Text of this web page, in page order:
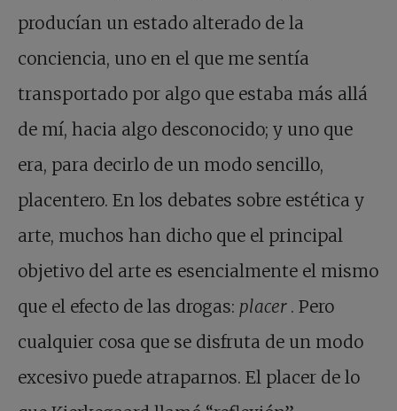
producían un estado alterado de la
conciencia, uno en el que me sentía
transportado por algo que estaba más allá
de mí, hacia algo desconocido; y uno que
era, para decirlo de un modo sencillo,
placentero. En los debates sobre estética y
arte, muchos han dicho que el principal
objetivo del arte es esencialmente el mismo
que el efecto de las drogas: placer . Pero
cualquier cosa que se disfruta de un modo
excesivo puede atraparnos. El placer de lo